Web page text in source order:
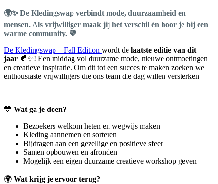
🌍✨ De Kledingswap verbindt mode, duurzaamheid en
mensen. Als vrijwilliger maak jij het verschil én hoor je bij een
warme community. 💛
De Kledingswap – Fall Edition wordt de laatste editie van dit
jaar 🍂✨! Een middag vol duurzame mode, nieuwe ontmoetingen
en creatieve inspiratie. Om dit tot een succes te maken zoeken we
enthousiaste vrijwilligers die ons team die dag willen versterken.
💛 Wat ga je doen?
Bezoekers welkom heten en wegwijs maken
Kleding aannemen en sorteren
Bijdragen aan een gezellige en positieve sfeer
Samen opbouwen en afronden
Mogelijk een eigen duurzame creatieve workshop geven
🌍 Wat krijg je ervoor terug?